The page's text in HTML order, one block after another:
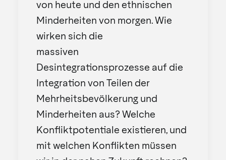
von heute und den ethnischen
Minderheiten von morgen. Wie
wirken sich die
massiven
Desintegrationsprozesse auf die
Integration von Teilen der
Mehrheitsbevölkerung und
Minderheiten aus? Welche
Konfliktpotentiale existieren, und
mit welchen Konflikten müssen